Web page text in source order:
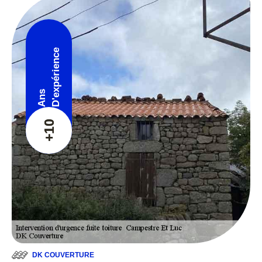
+10
Ans D'expérience
DK COUVERTURE